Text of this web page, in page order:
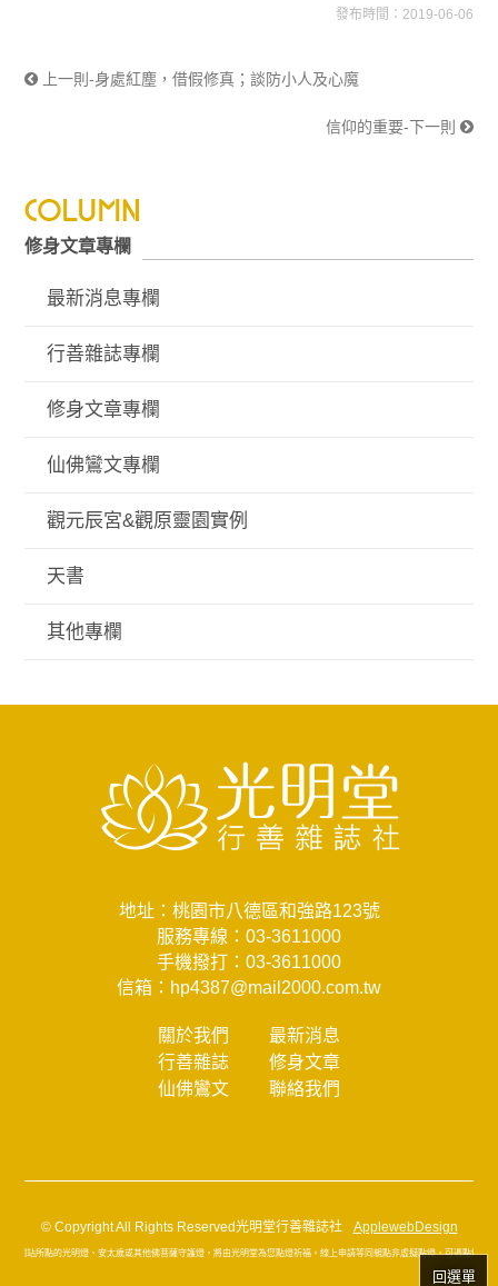
發布時間：2019-06-06
上一則-身處紅塵，借假修真；談防小人及心魔
信仰的重要-下一則
修身文章專欄
最新消息專欄
行善雜誌專欄
修身文章專欄
仙佛鸞文專欄
觀元辰宮&觀原靈園實例
天書
其他專欄
回選單
地址：桃園市八德區和強路123號
服務專線： 03-3611000
手機撥打： 03-3611000
信箱： hp4387@mail2000.com.tw
關於我們
最新消息
行善雜誌
修身文章
仙佛鸞文
聯絡我們
© Copyright All Rights Reserved光明堂行善雜誌社 ApplewebDesign
本網站所點的光明燈、安太歲或其他佛菩薩守護燈，將由光明堂為您點燈祈福。線上申請等同親點非虛擬點燈，可憑點燈通